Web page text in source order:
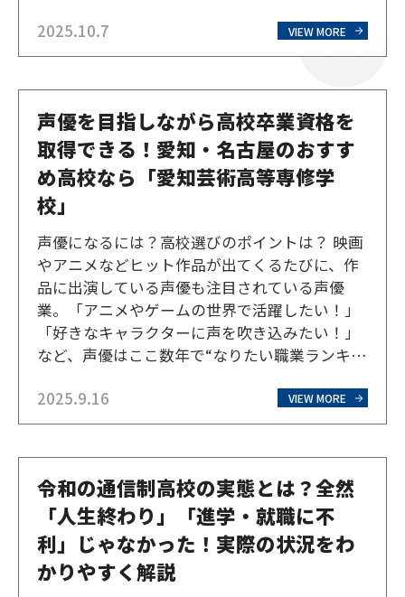
しく解説していきます。 企画・ストーリー構成
漫画を描き始める前に必要なのが、物語の企画
2025.10.7 VIEW MORE
声優を目指しながら高校卒業資格を
取得できる！愛知・名古屋のおすす
め高校なら「愛知芸術高等専修学
校」
声優になるには？高校選びのポイントは？ 映画
やアニメなどヒット作品が出てくるたびに、作
品に出演している声優も注目されている声優
業。「アニメやゲームの世界で活躍したい！」
「好きなキャラクターに声を吹き込みたい！」
など、声優はここ数年で“なりたい職業ランキン
になるために、資格は必要ありません。声の表
現力や演技力で勝負する世界です。なお「声優
2025.9.16 VIEW MORE
令和の通信制高校の実態とは？全然
「人生終わり」「進学・就職に不
利」じゃなかった！実際の状況をわ
かりやすく解説